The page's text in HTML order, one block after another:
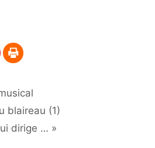
blaireau (1)
dirige … »